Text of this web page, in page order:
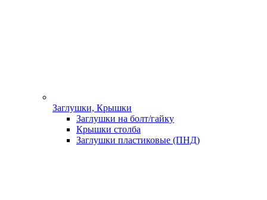
Заглушки, Крышки
Заглушки на болт/гайку
Крышки столба
Заглушки пластиковые (ПНД)